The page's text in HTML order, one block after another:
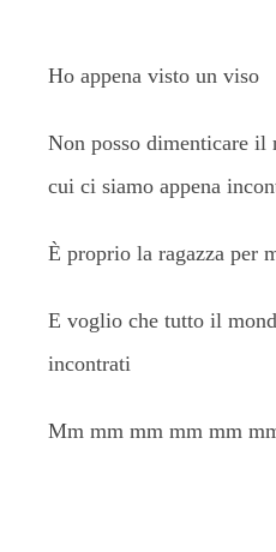
Ho appena visto un viso
Non posso dimenticare
cui ci siamo appena
È proprio la ragazza per
E voglio che tutto il
incontrati
Mm mm mm mm mm